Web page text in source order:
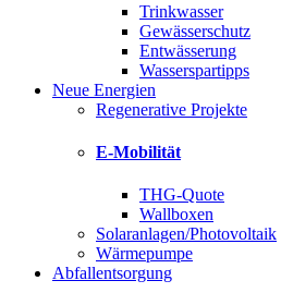
Trinkwasser
Gewässerschutz
Entwässerung
Wasserspartipps
Neue Energien
Regenerative Projekte
E-Mobilität
THG-Quote
Wallboxen
Solaranlagen/Photovoltaik
Wärmepumpe
Abfallentsorgung